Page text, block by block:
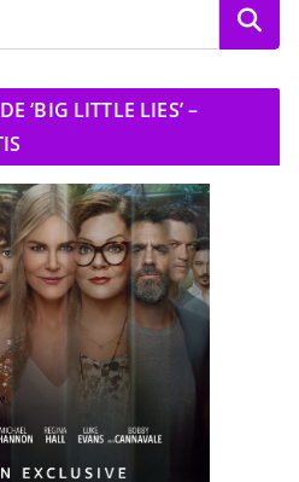
‘BIG LITTLE LIES’ –